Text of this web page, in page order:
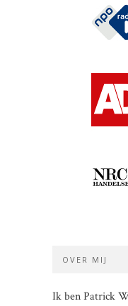
OVER MIJ
Ik ben Patrick